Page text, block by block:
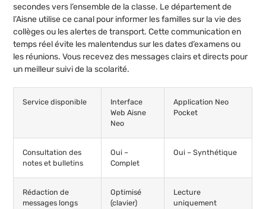
secondes vers l’ensemble de la classe. Le département de
l’Aisne utilise ce canal pour informer les familles sur la vie des
collèges ou les alertes de transport. Cette communication en
temps réel évite les malentendus sur les dates d’examens ou
les réunions. Vous recevez des messages clairs et directs pour
un meilleur suivi de la scolarité.
Service disponible
Interface
Web Aisne
Neo
Application Neo
Pocket
Consultation des
notes et bulletins
Oui –
Complet
Oui – Synthétique
Rédaction de
messages longs
Optimisé
(clavier)
Lecture
uniquement